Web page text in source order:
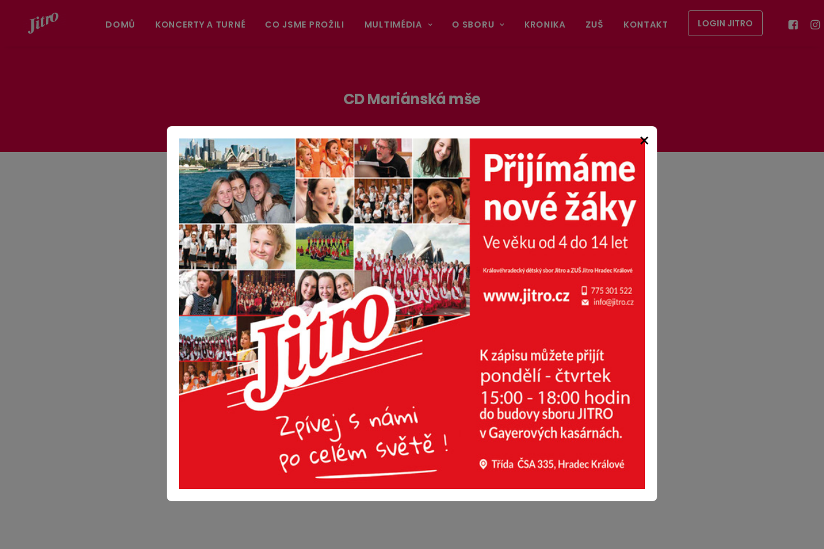
DOMŮ KONCERTY A TURNÉ CO JSME PROŽILI MULTIMÉDIA O SBORU KRONIKA ZUŠ KONTAKT LOGIN JITRO
CD Mariánská mše
Jitro v opravdu dobré společnosti.
Mariánskou mši Petra Fialy v podání Královéhradeckého dětského sboru JITRO si můžete poslechnout
na novém CD Českého filharmonického sboru Brno.
×